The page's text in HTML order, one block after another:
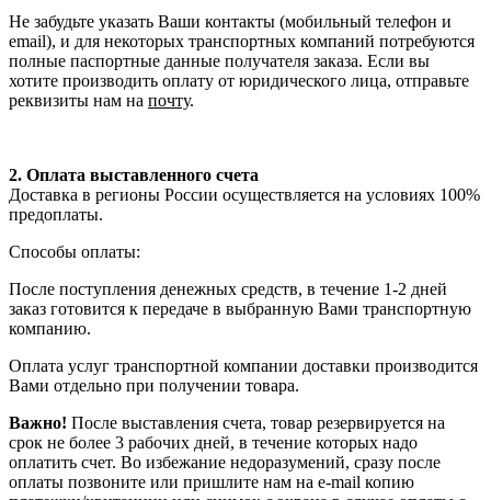
Не забудьте указать Ваши контакты (мобильный телефон и
email), и для некоторых транспортных компаний потребуются
полные паспортные данные получателя заказа. Если вы
хотите производить оплату от юридического лица, отправьте
реквизиты нам на почту.
2. Оплата выставленного счета
Доставка в регионы России осуществляется на условиях 100%
предоплаты.
Способы оплаты:
После поступления денежных средств, в течение 1-2 дней
заказ готовится к передаче в выбранную Вами транспортную
компанию.
Оплата услуг транспортной компании доставки производится
Вами отдельно при получении товара.
Важно! После выставления счета, товар резервируется на
срок не более 3 рабочих дней, в течение которых надо
оплатить счет. Во избежание недоразумений, сразу после
оплаты позвоните или пришлите нам на e-mail копию